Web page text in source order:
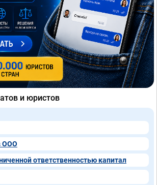
и юристов
ООО
ответственностью капитал